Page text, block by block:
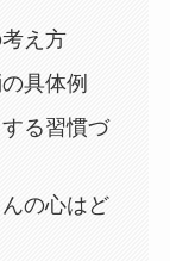
え方
具体例
る習慣づ
の心はど